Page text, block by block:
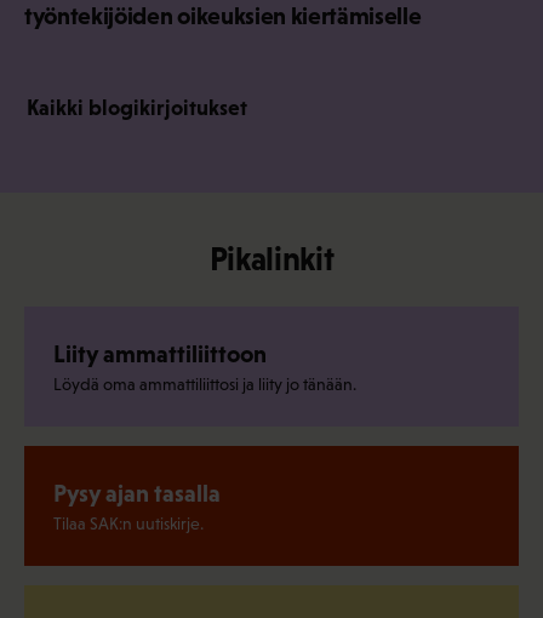
työntekijöiden oikeuksien kiertämiselle
Kaikki blogikirjoitukset
Pikalinkit
Liity ammattiliittoon
Löydä oma ammattiliittosi ja liity jo tänään.
Pysy ajan tasalla
Tilaa SAK:n uutiskirje.